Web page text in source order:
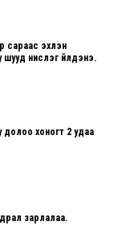
сараас эхлэн
нислэг үйлдэнэ.
хоногт 2 удаа
зарлалаа.